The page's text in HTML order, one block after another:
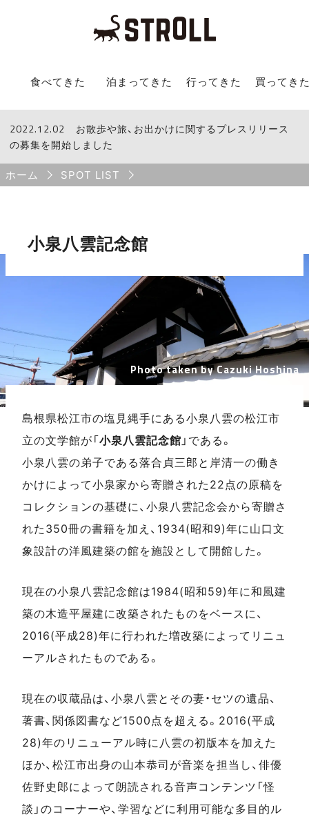
STROLL Menu
食べてきた 泊まってきた 行ってきた 買ってき
STROLLからのお知らせ
2022.12.02
お散歩や旅、お出かけに関するプレスリリース
の募集を開始しました
Breadcrumb
ホーム SPOT LIST
小泉八雲記念館
Photo taken by Cazuki Hoshina
島根県松江市の塩見縄手にある小泉八雲の松江市
立の文学館が「小泉八雲記念館 」である。
小泉八雲の弟子である落合貞三郎と岸清一の働き
かけによって小泉家から寄贈された22点の原稿を
コレクションの基礎に、小泉八雲記念会から寄贈さ
れた350冊の書籍を加え、1934(昭和9)年に山口文
象設計の洋風建築の館を施設として開館した。
現在の小泉八雲記念館は1984(昭和59)年に和風建
築の木造平屋建に改築されたものをベースに、
2016(平成28)年に行われた増改築によってリニュ
ーアルされたものである。
現在の収蔵品は、小泉八雲とその妻・セツの遺品、
著書、関係図書など1500点を超える。2016(平成
28)年のリニューアル時に八雲の初版本を加えた
ほか、松江市出身の山本恭司が音楽を担当し、俳優
佐野史郎によって朗読される音声コンテンツ「怪
談」のコーナーや、学習などに利用可能な多目的ル